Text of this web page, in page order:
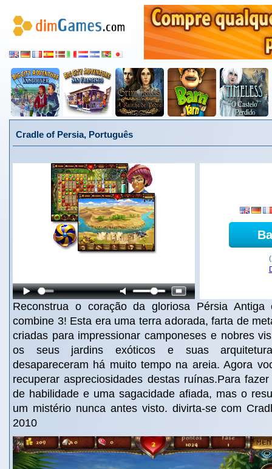
Cradle of Persia, Português
Reconstrua o coração da gloriosa Pérsia Antiga
combine 3! Esta era uma terra adorada, farta de
criadas para impressionar camponeses e nobres
os seus jardins exóticos e suas
desapareceram há muito tempo na areia. Agora
recuperar aspreciosidades destas ruínas.Para
de habilidade e uma sagacidade afiada, mas o
um mistério nunca antes visto. divirta-se com
2010